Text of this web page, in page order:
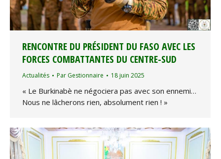
RENCONTRE DU PRÉSIDENT DU FASO AVEC LES
FORCES COMBATTANTES DU CENTRE-SUD
Actualités Par Gestionnaire 18 juin 2025
« Le Burkinabè ne négociera pas avec son ennemi…
Nous ne lâcherons rien, absolument rien ! »